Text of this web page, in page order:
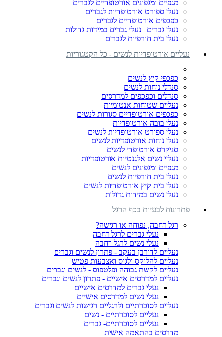
מגפיים ומגפונים אורטופדיים לגברים
נעלי ספורט אורטופדיות לגברים
כפכפים אורטופדיים לגברים
נעלי גברים | נעלי גברים במידות גדולות
נעלי בית חורפיות לגברים
נעליים אורטופדיות לנשים - כל הקטגוריות
כפכפי קיץ לנשים
סנדלי נוחות לנשים
סנדלים וכפכפים למדרסים
נעליים שטוחות אנטומיות
כפכפים אורטופדיים סגורות לנשים
נעלי בובה אורטופדיות
נעלי ספורט אורטופדיות לנשים
נעלי נוחות אורטופדיות לנשים
סניקרס אורטופדי לנשים
נעליי נשים אלגנטיות אורטופדיות
מגפיים ומגפונים לנשים
נעלי בית חורפיות לנשים
נעלי בית קיץ אורטופדיות לנשים
נעלי נשים במידות גדולות
פתרונות לבעיות בכף הרגל
רגל רחבה, נפוחה או רגישה?
נעלי גברים לרגל רחבה
נעלי נשים לרגל רחבה
נעליים לדורבן בעקב - פתרון לנשים וגברים
נעליים להלוקס ולגוס ואצבעות פטיש
נעליים לקשת גבוהה ופלטפוס - לנשים וגברים
נעליים למדרסים אישיים - פתרון לנשים וגברים
נעלי גברים למדרסים אישיים
נעלי נשים למדרסים אישיים
נעליים לסוכרתיים ולרגליים רגישות לנשים וגברים
נעליים לסוכרתיים - נשים
נעליים לסוכרתיים- גברים
מדרסים בהתאמה אישית